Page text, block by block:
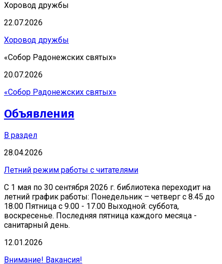
Хоровод дружбы
22.07.2026
Хоровод дружбы
«Собор Радонежских святых»
20.07.2026
«Собор Радонежских святых»
Объявления
В раздел
28.04.2026
Летний режим работы с читателями
С 1 мая по 30 сентября 2026 г. библиотека переходит на
летний график работы: Понедельник – четверг с 8.45 до
18.00 Пятница с 9.00 - 17.00 Выходной: суббота,
воскресенье. Последняя пятница каждого месяца -
санитарный день.
12.01.2026
Внимание! Вакансия!